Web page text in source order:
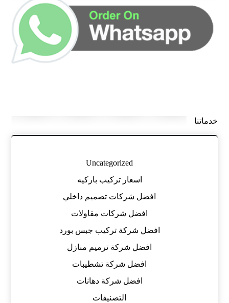
خدماتنا
Uncategorized
اسعار تركيب باركيه
افضل شركات تصميم داخلي
افضل شركات مقاولات
افضل شركة تركيب جبس بورد
افضل شركة ترميم منازل
افضل شركة تشطيبات
افضل شركة دهانات
التصنيفات